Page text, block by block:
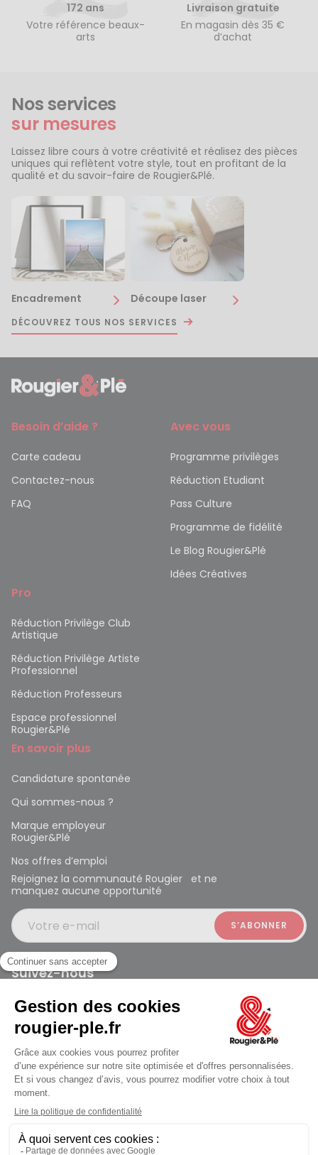
172 ans
Votre référence beaux-
arts
Livraison gratuite
En magasin dès 35 €
d’achat
Nos services
sur mesures
Laissez libre cours à votre créativité et réalisez des pièces
uniques qui reflètent votre style, tout en profitant de la
qualité et du savoir-faire de Rougier&Plé.
Encadrement Découpe laser
DÉCOUVREZ TOUS NOS SERVICES
Besoin d’aide ?
Carte cadeau
Contactez-nous
FAQ
Avec vous
Programme privilèges
Réduction Etudiant
Pass Culture
Programme de fidélité
Le Blog Rougier&Plé
Idées Créatives
Pro
Réduction Privilège Club
Artistique
Réduction Privilège Artiste
Professionnel
Réduction Professeurs
Espace professionnel
Rougier&Plé
En savoir plus
Candidature spontanée
Qui sommes-nous ?
Marque employeur
Rougier&Plé
Nos offres d’emploi
Rejoignez la communauté Rougier et ne
manquez aucune opportunité
Votre e-mail
Suivez-nous
Rougier et Plé 2024 Copyright
Mentions légales
Conditions générales des ventes